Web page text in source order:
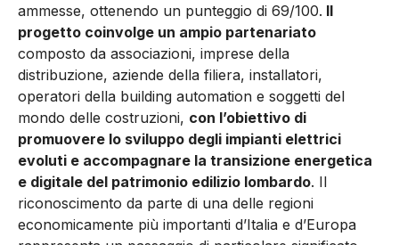
ammesse, ottenendo un punteggio di 69/100. Il
progetto coinvolge un ampio partenariato
composto da associazioni, imprese della
distribuzione, aziende della filiera, installatori,
operatori della building automation e soggetti del
mondo delle costruzioni, con l’obiettivo di
promuovere lo sviluppo degli impianti elettrici
evoluti e accompagnare la transizione energetica
e digitale del patrimonio edilizio lombardo. Il
riconoscimento da parte di una delle regioni
economicamente più importanti d’Italia e d’Europa